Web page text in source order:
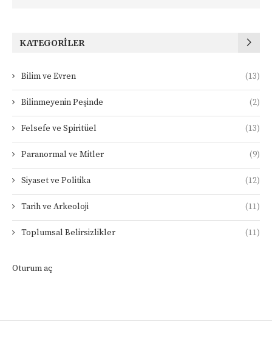
KATEGORILER
Bilim ve Evren (13)
Bilinmeyenin Peşinde (2)
Felsefe ve Spiritüel (13)
Paranormal ve Mitler (9)
Siyaset ve Politika (12)
Tarih ve Arkeoloji (11)
Toplumsal Belirsizlikler (11)
Oturum aç